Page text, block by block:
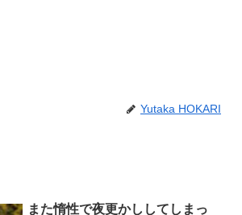
Yutaka HOKARI
また惰性で夜更かししてしまっ